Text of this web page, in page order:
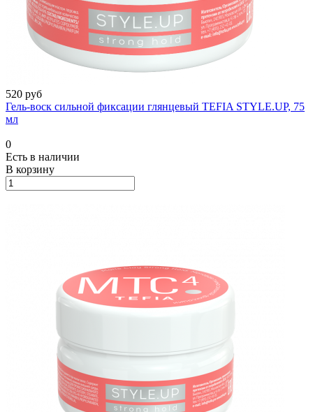
520 руб
Гель-воск сильной фиксации глянцевый TEFIA STYLE.UP, 75
мл
0
Есть в наличии
В корзину